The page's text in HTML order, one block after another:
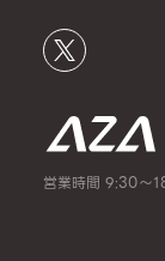
営業時間 9:30～